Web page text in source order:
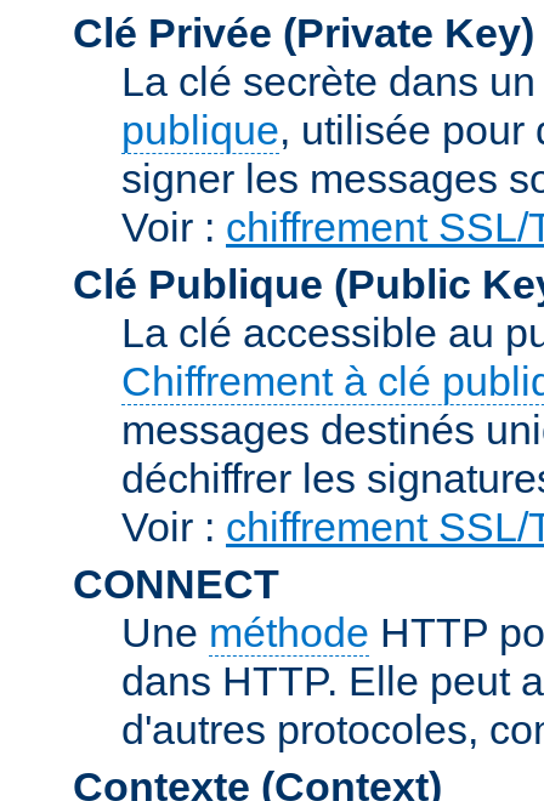
Clé Privée (Private Key)
La clé secrète dans
publique, utilisée pour
signer les messages
Voir : chiffrement SSL/
Clé Publique (Public
La clé accessible au
Chiffrement à clé
messages destinés
déchiffrer les
Voir : chiffrement SSL/
CONNECT
Une méthode HTTP
dans HTTP. Elle peut
d'autres protocoles,
Contexte (Context)